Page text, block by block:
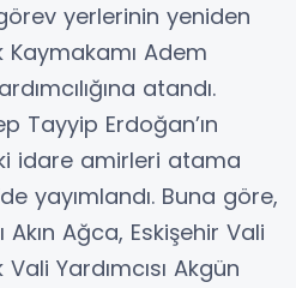
yerlerinin yeniden
Kaymakamı Adem
atandı.
Tayyip Erdoğan’ın
idare amirleri atama
yayımlandı. Buna göre,
Akın Ağca, Eskişehir Vali
Vali Yardımcısı Akgün